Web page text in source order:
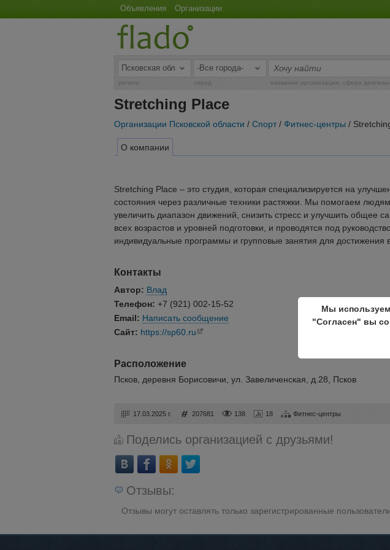
Объявления Организации
регион город название организации, сфера
Stretching Place
Организации Псковской области / Спорт / Фитнес-центры /
О компании
Stretching Place – это студия, которая специализируется на
состояния через различные техники растяжки. Мы помогаем
увеличить диапазон движений, снизить стресс и улучшить общее
всех возрастов и уровней подготовки, и проводятся под
индивидуальные программы и групповые занятия для достижения
Контакты
Автор: Влад
Телефон: +7 (921) 002-15-52
Email: Написать сообщение
Сайт: https://sp60.ru
Расположение
Псков, деревня Борисовичи, ул. Завеличенская, д.28, Псков
17.03.2025 г. 207681 138 18 Фитнес-центры
Поделись организацией с друзьями!
Отзывы:
Отзывы могут оставлять только зарегистрированные
Мы
"Согласен" вы